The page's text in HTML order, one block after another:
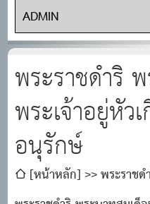
ADMIN
พระราชดำริ
พระเจ้าอยู่หัว
อนุรักษ์
[หน้าหลัก]
พระราช
เกี่ยวกับการอนุรักษ์